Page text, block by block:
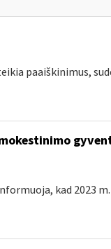
paaiškinimus,
kad 2023